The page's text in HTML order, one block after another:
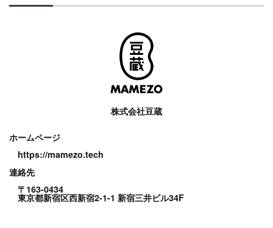
株式会社豆蔵
ホームページ
https://mamezo.tech
連絡先
〒163-0434
東京都新宿区西新宿2-1-1 新宿三井ビル34F